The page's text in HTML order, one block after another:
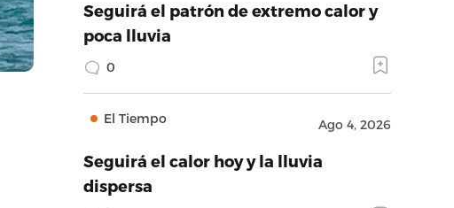
Seguirá el patrón de extremo calor y
poca lluvia
0
El Tiempo Ago 4, 2026
Seguirá el calor hoy y la lluvia
dispersa